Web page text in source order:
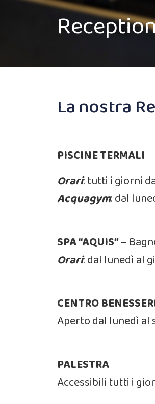
La nostra
PISCINE TERMALI
Orari: tutti i giorni
Acquagym: dal
SPA “AQUIS” –
Orari: dal lunedì al
CENTRO
Aperto dal lunedì al
PALESTRA
Accessibili tutti i